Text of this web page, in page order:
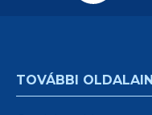
TOVÁBBI